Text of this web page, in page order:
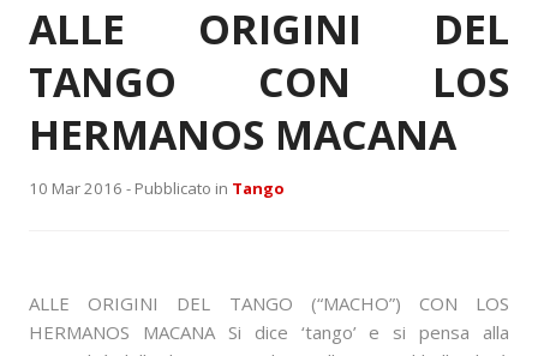
ALLE ORIGINI DEL
TANGO CON LOS
HERMANOS MACANA
10 Mar 2016 - Pubblicato in Tango
ALLE ORIGINI DEL TANGO (“MACHO”) CON LOS
HERMANOS MACANA Si dice ‘tango’ e si pensa alla